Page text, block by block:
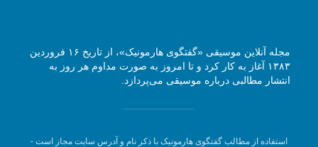
مجله آنلاین موسیقی «گفتگوی هارمونیک»، از تاریخ ۱۶ فروردین
۱۳۸۳ آغاز به کار کرد و تا امروز به صورت مداوم هر روز به
انتشار مطالبی درباره موسیقی می‌پردازد.
استفاده از مطالب گفتگوی هارمونیک با ذکر نام و آدرس سایت مجاز است -